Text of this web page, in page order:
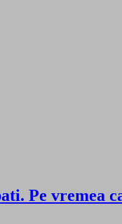
Pe vremea